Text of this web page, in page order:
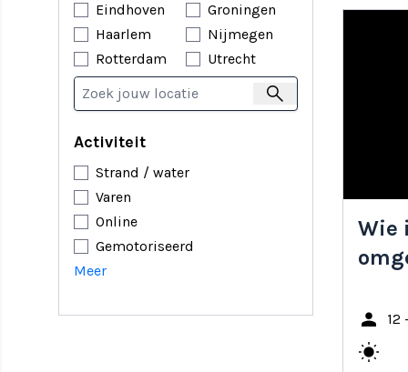
Eindhoven
Groningen
Haarlem
Nijmegen
Rotterdam
Utrecht
search
Activiteit
Strand / water
Varen
Online
Gemotoriseerd
Meer
Spellen
spellen
maar
Wie
person 12
wb_sunny